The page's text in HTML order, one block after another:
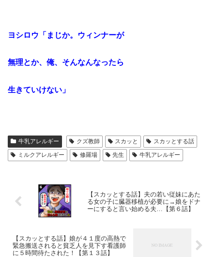
ヨシロウ「まじか。ウィンナーが
無理とか、俺、そんなんなったら
生きていけない」
牛乳アレルギー クズ教師 スカッと
スカッとする話
ミルクアレルギー
修羅場 先生 牛乳アレルギー
【スカッとする話】夫の若い従妹にあた
る女の子に臓器移植が必要に→娘をドナ
ーにすると言い始める夫…【第６話】
【スカッとする話】娘が４１度の高熱で
緊急搬送されると貧乏人を見下す看護師
に５時間待たされた！【第１３話】